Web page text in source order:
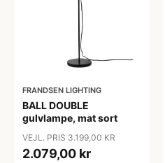
FRANDSEN LIGHTING
BALL DOUBLE
gulvlampe, mat sort
VEJL. PRIS 3.199,00 KR
2.079,00 kr